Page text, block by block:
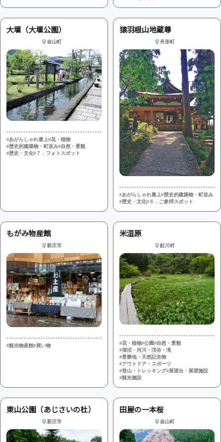
大堰（大堰公園）
金山町
#あがらしゃれ最上#花・植物
#歴史的建築物・町並み#自然・景観
#歴史・文化#７．フォトスポット
猿羽根山地蔵尊
舟形町
#あがらしゃれ最上#歴史的建築物・町並み
#歴史・文化#５．ご参拝スポット
もがみ物産館
新庄市
#観光物産館#買い物
米湿原
鮭川村
#花・植物#公園#自然・景観
#湖沼・河川・渓谷・滝
#景勝地・天然記念物
#アウトドア・スポーツ
#登山・トレッキング#展望台・展望施設
#観光施設
東山公園（あじさいの杜）
新庄市
田屋の一本桜
金山町